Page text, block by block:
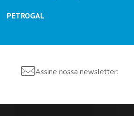
PETROGAL
Assine nossa newsletter: